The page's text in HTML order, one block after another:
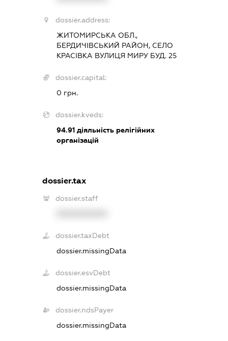
dossier.address:
ЖИТОМИРСЬКА ОБЛ.,
БЕРДИЧІВСЬКИЙ РАЙОН, СЕЛО
КРАСІВКА ВУЛИЦЯ МИРУ БУД. 25
dossier.capital:
0 грн.
dossier.kveds:
94.91 діяльність релігійних
організацій
dossier.tax
dossier.staff
dossier.taxDebt
dossier.missingData
dossier.esvDebt
dossier.missingData
dossier.ndsPayer
dossier.missingData